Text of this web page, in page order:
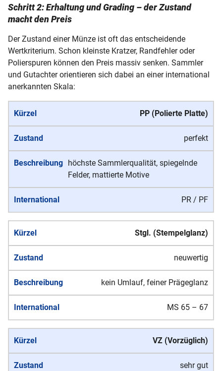
Schritt 2: Erhaltung und Grading – der Zustand
macht den Preis
Der Zustand einer Münze ist oft das entscheidende
Wertkriterium. Schon kleinste Kratzer, Randfehler oder
Polierspuren können den Preis massiv senken. Sammler
und Gutachter orientieren sich dabei an einer international
anerkannten Skala:
PP (Polierte Platte)
perfekt
höchste Sammlerqualität, spiegelnde
Felder, mattierte Motive
PR / PF
Stgl. (Stempelglanz)
neuwertig
kein Umlauf, feiner Prägeglanz
MS 65 – 67
VZ (Vorzüglich)
sehr gut